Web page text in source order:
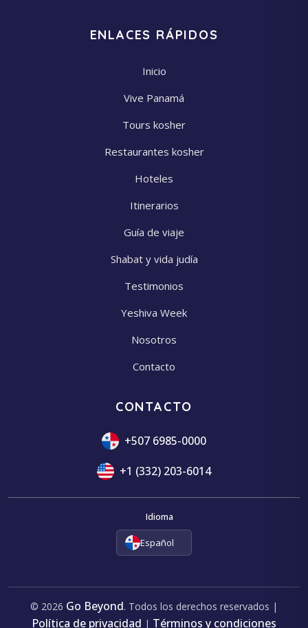
ENLACES RÁPIDOS
Inicio
Vive Panamá
Tours kosher
Restaurantes kosher
Hoteles
Itinerarios
Guía de viaje
Shabat y vida judía
Testimonios
Yeshiva Week
Nosotros
Contacto
CONTACTO
+507 6985-0000
+1 (332) 203-6014
Idioma
Español
© 2026 Go Beyond. Todos los derechos reservados |
Política de privacidad | Términos y condiciones